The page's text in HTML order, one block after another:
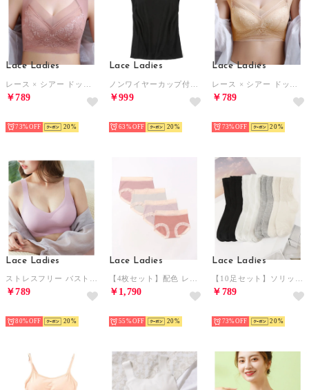
Lace Ladies
￥789
73% 20
Lace Ladies
￥999
63% 20
Lace Ladies
￥789
73% 20
Lace Ladies
￥789
80% 20
Lace Ladies
￥1,790
55% 20
Lace Ladies
￥789
73% 20